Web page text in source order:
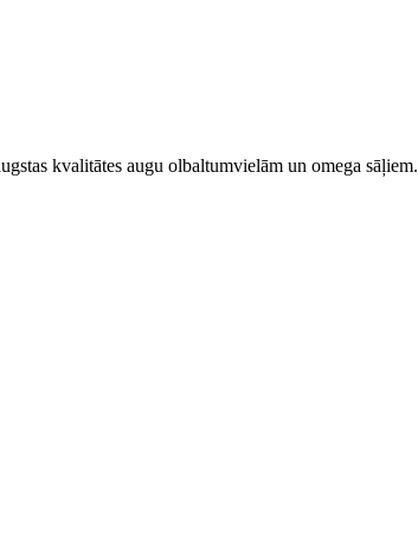
kvalitātes augu olbaltumvielām un omega sāļiem.